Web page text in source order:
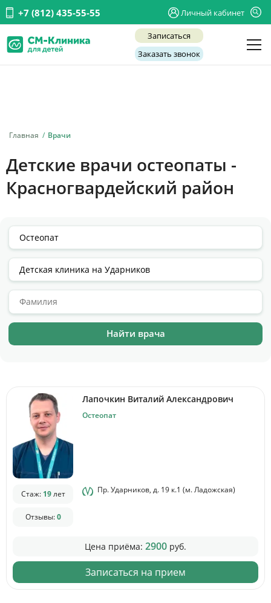
+7 (812) 435-55-55 Личный кабинет
Записаться
Заказать звонок
Главная Врачи
Детские врачи остеопаты -
Красногвардейский район
Лапочкин Виталий Александрович
Остеопат
Стаж: 19лет
Отзывы:0
Пр. Ударников, д. 19 к.1 (м. Ладожская)
Цена приёма: 2900руб.
Записаться на прием
Услуги
Акции
Отзывы
Цены
Контакты
+7 (812) 435-55-55